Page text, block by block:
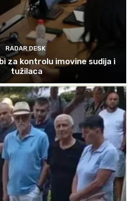
RADAR DESK
za kontrolu imovine sudija i
tužilaca